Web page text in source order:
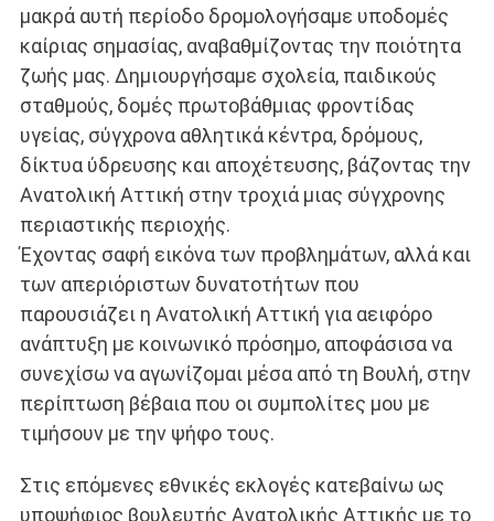
μακρά αυτή περίοδο δρομολογήσαμε υποδομές
καίριας σημασίας, αναβαθμίζοντας την ποιότητα
ζωής μας. Δημιουργήσαμε σχολεία, παιδικούς
σταθμούς, δομές πρωτοβάθμιας φροντίδας
υγείας, σύγχρονα αθλητικά κέντρα, δρόμους,
δίκτυα ύδρευσης και αποχέτευσης, βάζοντας την
Ανατολική Αττική στην τροχιά μιας σύγχρονης
περιαστικής περιοχής.
Έχοντας σαφή εικόνα των προβλημάτων, αλλά και
των απεριόριστων δυνατοτήτων που
παρουσιάζει η Ανατολική Αττική για αειφόρο
ανάπτυξη με κοινωνικό πρόσημο, αποφάσισα να
συνεχίσω να αγωνίζομαι μέσα από τη Βουλή, στην
περίπτωση βέβαια που οι συμπολίτες μου με
τιμήσουν με την ψήφο τους.
Στις επόμενες εθνικές εκλογές κατεβαίνω ως
υποψήφιος βουλευτής Ανατολικής Αττικής με το